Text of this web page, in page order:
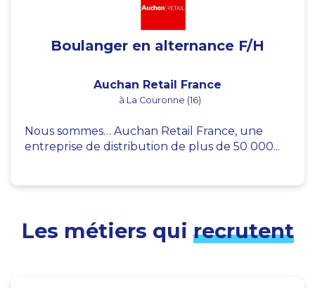
Boulanger en alternance F/H
Auchan Retail France
à La Couronne (16)
Nous sommes… Auchan Retail France, une
entreprise de distribution de plus de 50 000...
Les métiers qui recrutent